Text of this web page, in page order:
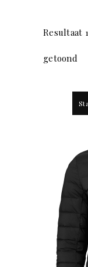
Resultaat
getoond